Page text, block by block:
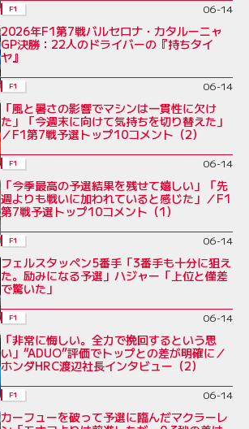
F1 06-14
2026年F1第7戦バルセロナ・カタルーニャ
GP決勝：22人のドライバーの『持ちタイ
ヤ』
F1 06-14
「風と暑さの影響でマシンは一貫性に欠け
た」「今週末に向けて気持ちを切り替えた」
／F1第7戦予選トップ10コメント（2）
F1 06-14
「今季最高の予選結果を残せて嬉しい」「先
週よりも戦いに加われていると感じた」／F1
第7戦予選トップ10コメント（1）
F1 06-14
フェルスタッペン5番手「3番手も十分に狙え
た。励みになる予選」ハジャー「上位と僅差
で驚いた」
F1 06-14
「非常に悔しい。全力で挽回するという思
い」“ADUO”評価でトップとの差が明確に／
ホンダHRC渡辺社長インタビュー（2）
F1 06-14
カーフューを破って予選に臨んだマクラーレ